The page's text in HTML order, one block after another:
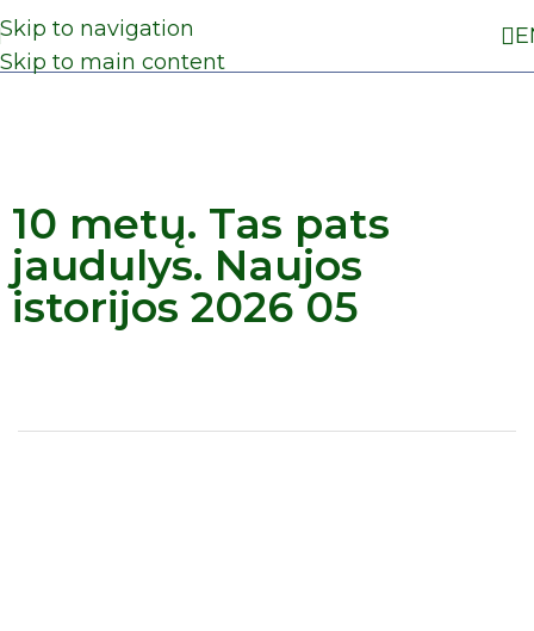
Skip to navigation
Skip to main content
10 metų. Tas pats
jaudulys. Naujos
istorijos 2026 05